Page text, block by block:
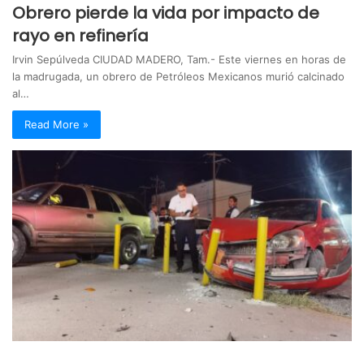
Obrero pierde la vida por impacto de
rayo en refinería
Irvin Sepúlveda CIUDAD MADERO, Tam.- Este viernes en horas de
la madrugada, un obrero de Petróleos Mexicanos murió calcinado
al…
Read More »